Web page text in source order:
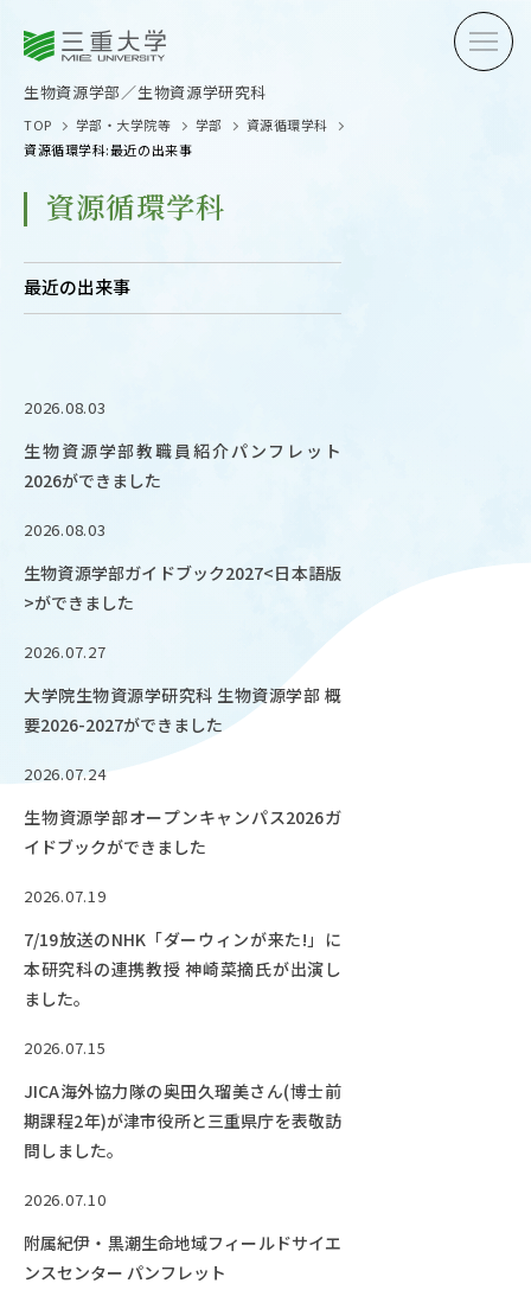
生物資源学部 生物資源学研究科
OUR OPEN
学問探求セミナー
ABOUT
学部概要
教育（学部・大学院等）
研究
CAMPUS LIFE
大学生活
TOP 学部・大学院等 学部
資源循環学科
資源循環学科:最近の出来事
資源循環学科
最近の出来事
2026.08.03
生物資源学部教職員紹介パンフレット
2026ができました
2026.08.03
生物資源学部ガイドブック2027<日本語版
>ができました
2026.07.27
大学院生物資源学研究科 生物資源学部 概
要2026-2027ができました
2026.07.24
生物資源学部オープンキャンパス2026ガ
イドブックができました
2026.07.19
7/19放送のNHK「ダーウィンが来た!」に
本研究科の連携教授 神崎菜摘氏が出演し
ました。
2026.07.15
JICA海外協力隊の奥田久瑠美さん(博士前
期課程2年)が津市役所と三重県庁を表敬訪
問しました。
2026.07.10
附属紀伊・黒潮生命地域フィールドサイエ
ンスセンター パンフレット